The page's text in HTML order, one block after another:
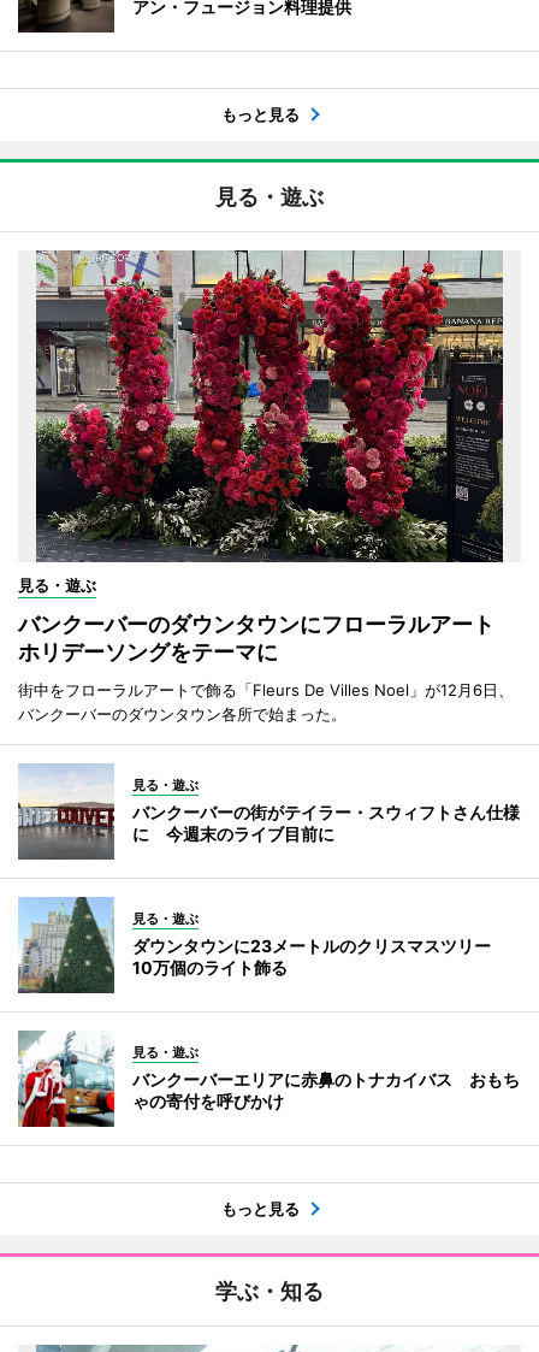
アン・フュージョン料理提供
もっと見る
見る・遊ぶ
見る・遊ぶ
バンクーバーのダウンタウンにフローラルアート
ホリデーソングをテーマに
街中をフローラルアートで飾る「Fleurs De Villes Noel」が12月6日、
バンクーバーのダウンタウン各所で始まった。
見る・遊ぶ
バンクーバーの街がテイラー・スウィフトさん仕様
に 今週末のライブ目前に
見る・遊ぶ
ダウンタウンに23メートルのクリスマスツリー
10万個のライト飾る
見る・遊ぶ
バンクーバーエリアに赤鼻のトナカイバス おもち
ゃの寄付を呼びかけ
もっと見る
学ぶ・知る